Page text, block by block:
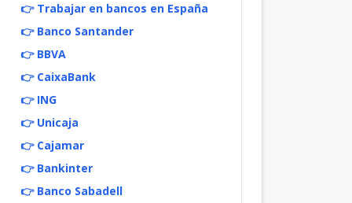
👉 Trabajar en bancos en España
👉 Banco Santander
👉 BBVA
👉 CaixaBank
👉 ING
👉 Unicaja
👉 Cajamar
👉 Bankinter
👉 Banco Sabadell